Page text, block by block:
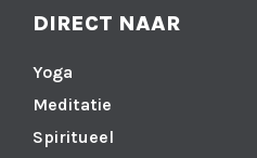
DIRECT NAAR
Yoga
Meditatie
Spiritueel